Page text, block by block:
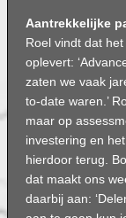
Aantrekkelijke
Roel vindt dat
oplevert:
zaten we vaak
to-date waren.’
maar op
investering en
hierdoor terug.
dat maakt ons
daarbij aan: